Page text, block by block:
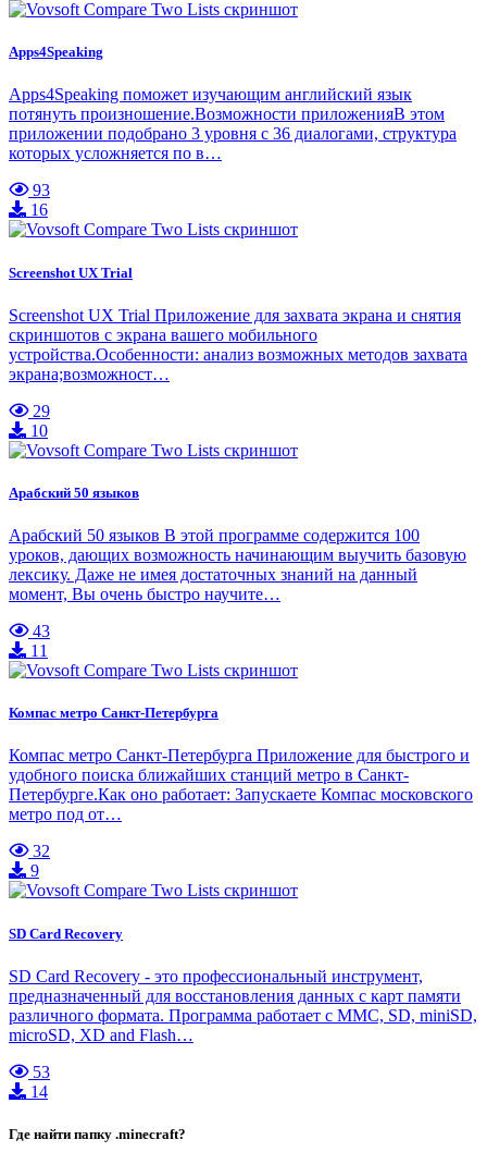
Apps4Speaking
Apps4Speaking поможет изучающим английский язык
потянуть произношение.Возможности приложенияВ этом
приложении подобрано 3 уровня с 36 диалогами, структура
которых усложняется по в…
93
16
Screenshot UX Trial
Screenshot UX Trial Приложение для захвата экрана и снятия
скриншотов с экрана вашего мобильного
устройства.Особенности: анализ возможных методов захвата
экрана;возможност…
29
10
Арабский 50 языков
Арабский 50 языков В этой программе содержится 100
уроков, дающих возможность начинающим выучить базовую
лексику. Даже не имея достаточных знаний на данный
момент, Вы очень быстро научите…
43
11
Компас метро Санкт-Петербурга
Компас метро Санкт-Петербурга Приложение для быстрого и
удобного поиска ближайших станций метро в Санкт-
Петербурге.Как оно работает: Запускаете Компас московского
метро под от…
32
9
SD Card Recovery
SD Card Recovery - это профессиональный инструмент,
предназначенный для восстановления данных с карт памяти
различного формата. Программа работает с MMC, SD, miniSD,
microSD, XD and Flash…
53
14
Где найти папку .minecraft?